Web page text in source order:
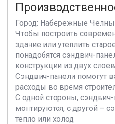
Город: Набережные Челны,
Чтобы построить
здание или утеплить
понадобятся сэндвич-
конструкции из двух
Сэндвич-панели помогут
расходы во время
С одной стороны,
монтируются, с другой –
тепло или холод